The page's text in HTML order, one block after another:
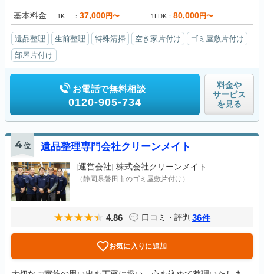
基本料金 1K 37,000円〜 1LDK 80,000円〜
遺品整理 生前整理 特殊清掃 空き家片付け
ゴミ屋敷片付け
部屋片付け
お電話で無料相談
0120-905-734
料金や
サービス
を見る
4位 遺品整理専門会社クリーンメイト
[運営会社] 株式会社クリーンメイト
（静岡県磐田市のゴミ屋敷片付け）
4.86 口コミ・評判 36件
お気に入りに追加